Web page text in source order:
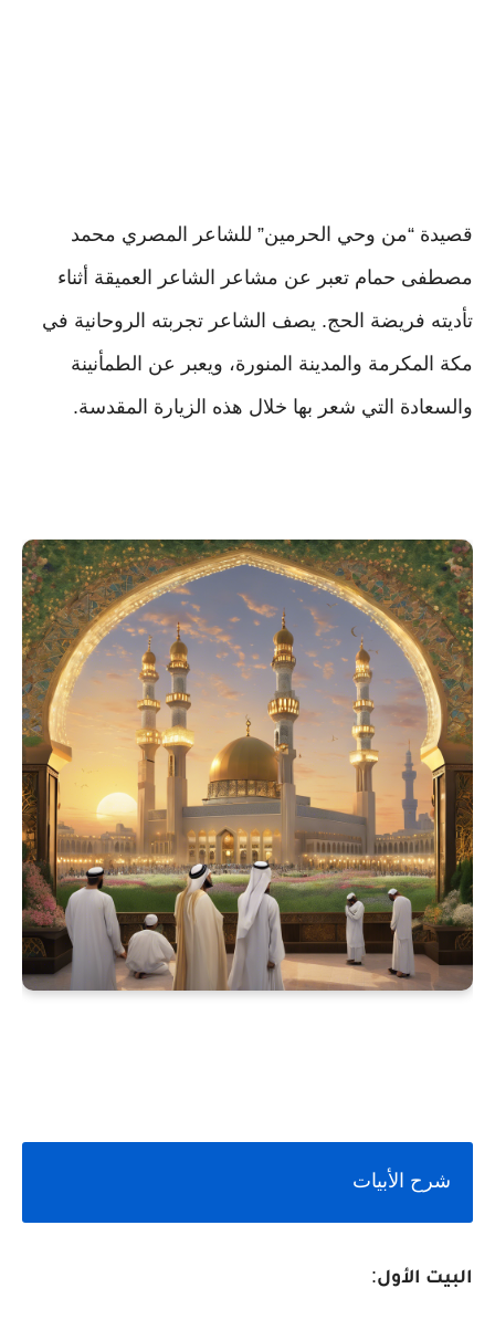
قصيدة “من وحي الحرمين” للشاعر المصري محمد
مصطفى حمام تعبر عن مشاعر الشاعر العميقة أثناء
تأديته فريضة الحج. يصف الشاعر تجربته الروحانية في
مكة المكرمة والمدينة المنورة، ويعبر عن الطمأنينة
والسعادة التي شعر بها خلال هذه الزيارة المقدسة.
شرح الأبيات
البيت الأول: